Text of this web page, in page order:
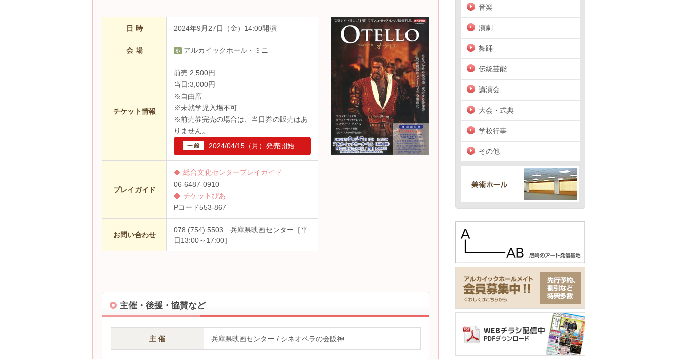
日 時 2024年9月27日（金）14:00開演
会 場 アルカイックホール・ミニ
チケット情報
前売:2,500円
当日:3,000円
※自由席
※未就学児入場不可
※前売券完売の場合は、当日券の販売はあ
りません。
2024/04/15（月） 発売開始
プレイガイド
総合文化センタープレイガイド
06-6487-0910
チケットぴあ
Pコード553-867
お問い合わせ
078 (754) 5503 兵庫県映画センター［平
日13:00～17:00］
主催・後援・協賛など
主 催 兵庫県映画センター / シネオペラの会阪神
音楽
演劇
舞踊
伝統芸能
講演会
大会・式典
学校行事
その他